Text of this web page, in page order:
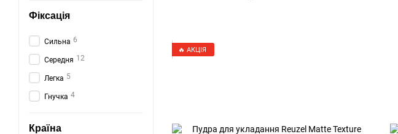
🔥 АКЦІЯ
Фіксація
Сильна 6
Середня 12
Легка 5
Гнучка 4
Країна